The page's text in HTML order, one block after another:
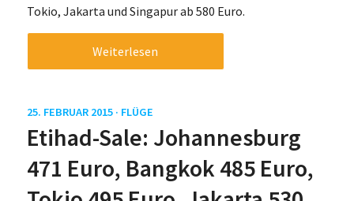
Tokio, Jakarta und Singapur ab 580 Euro.
Weiterlesen
25. FEBRUAR 2015 · FLÜGE
Etihad-Sale: Johannesburg
471 Euro, Bangkok 485 Euro,